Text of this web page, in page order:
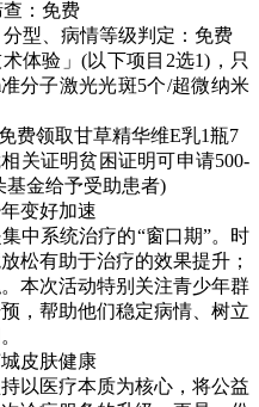
：免费
型、病情等级判定：免费
验」(以下项目2选1)，只
分子激光光斑5个/超微纳米
领取甘草精华维E乳1瓶7
证明贫困证明可申请500-
基金给予受助患者)
变好加速
系统治疗的“窗口期”。时
松有助于治疗的效果提升；
本次活动特别关注青少年群
，帮助他们稳定病情、树立
皮肤健康
医疗本质为核心，将公益